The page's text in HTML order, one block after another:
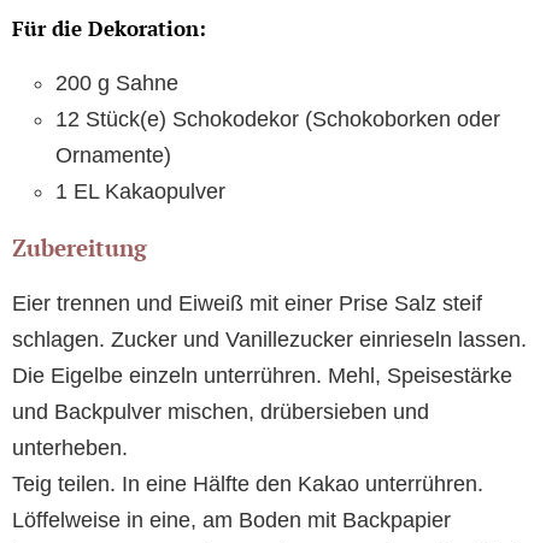
Für die Dekoration:
200 g Sahne
12 Stück(e) Schokodekor (Schokoborken oder
Ornamente)
1 EL Kakaopulver
Zubereitung
Eier trennen und Eiweiß mit einer Prise Salz steif
schlagen. Zucker und Vanillezucker einrieseln lassen.
Die Eigelbe einzeln unterrühren. Mehl, Speisestärke
und Backpulver mischen, drübersieben und
unterheben.
Teig teilen. In eine Hälfte den Kakao unterrühren.
Löffelweise in eine, am Boden mit Backpapier